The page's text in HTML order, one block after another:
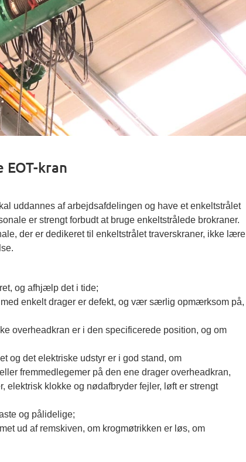
kran
uddannes af arbejdsafdelingen og have et enkeltstrålet
er strengt forbudt at bruge enkeltstrålede brokraner.
der er dedikeret til enkeltstrålet traverskraner, ikke lære
og afhjælp det i tide;
enkelt drager er defekt, og vær særlig opmærksom på,
overheadkran er i den specificerede position, og om
og det elektriske udstyr er i god stand, om
fremmedlegemer på den ene drager overheadkran,
klokke og nødafbryder fejler, løft er strengt
og pålidelige;
ud af remskiven, om krogmøtrikken er løs, om